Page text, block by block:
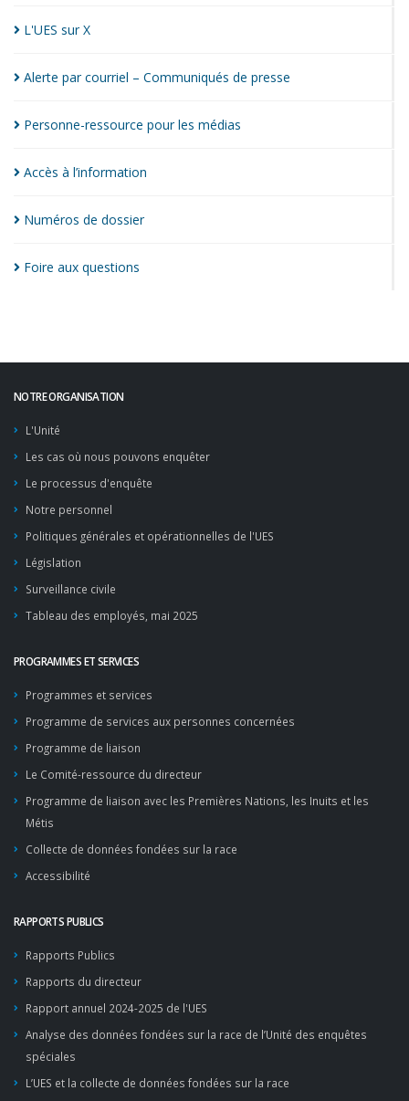
L'UES surX
Alerte par courriel – Communiqués de presse
Personne-ressource pour les médias
Accès à l’information
Numéros de dossier
Foire aux questions
NOTRE ORGANISATION
L'Unité
Les cas où nous pouvons enquêter
Le processus d'enquête
Notre personnel
Politiques générales et opérationnelles de l'UES
Législation
Surveillance civile
Tableau des employés, mai 2025
PROGRAMMES ET SERVICES
Programmes et services
Programme de services aux personnes concernées
Programme de liaison
Le Comité-ressource du directeur
Programme de liaison avec les Premières Nations, les Inuits et les
Métis
Collecte de données fondées sur la race
Accessibilité
RAPPORTS PUBLICS
Rapports Publics
Rapports du directeur
Rapport annuel 2024-2025 de l'UES
Analyse des données fondées sur la race de l’Unité des enquêtes
spéciales
L’UES et la collecte de données fondées sur la race